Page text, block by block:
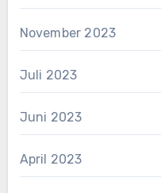
November 2023
Juli 2023
Juni 2023
April 2023